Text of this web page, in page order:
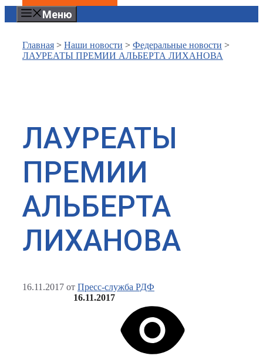
Меню
Главная > Наши новости > Федеральные новости >
ЛАУРЕАТЫ ПРЕМИИ АЛЬБЕРТА ЛИХАНОВА
ЛАУРЕАТЫ
ПРЕМИИ
АЛЬБЕРТА
ЛИХАНОВА
16.11.2017 от Пресс-служба РДФ
16.11.2017